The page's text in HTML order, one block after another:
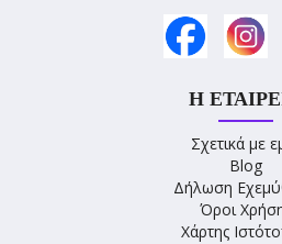
Η
Σχετικά με
Blog
Δήλωση
Όροι
Χάρτης